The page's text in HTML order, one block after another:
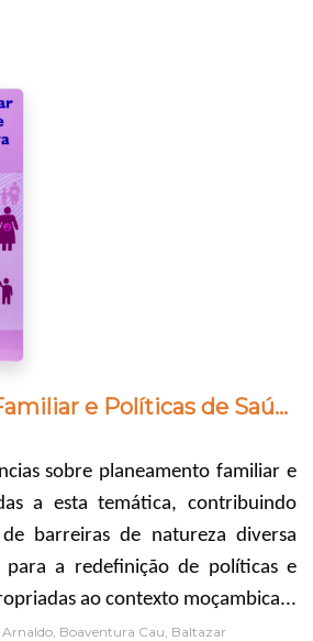
Planeamento Familiar e Políticas de Saúde Sexual e Reprodutiva em Moçambique
sobre planeamento familiar e
a esta temática, contribuindo
barreiras de natureza diversa
para a redefinição de políticas e
ao contexto moçambica...
Boaventura Cau, Baltazar